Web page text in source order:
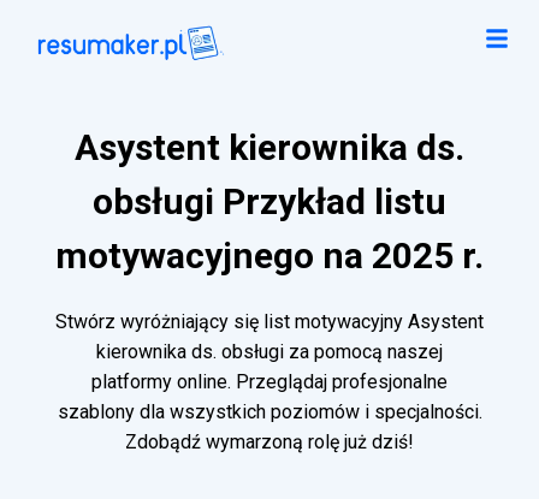
Asystent kierownika ds.
obsługi Przykład listu
motywacyjnego na 2025 r.
Stwórz wyróżniający się list motywacyjny Asystent
kierownika ds. obsługi za pomocą naszej
platformy online. Przeglądaj profesjonalne
szablony dla wszystkich poziomów i specjalności.
Zdobądź wymarzoną rolę już dziś!